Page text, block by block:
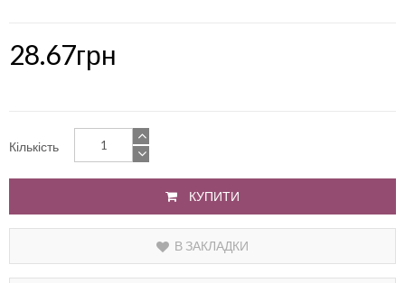
28.67грн
Кількість
КУПИТИ
В ЗАКЛАДКИ